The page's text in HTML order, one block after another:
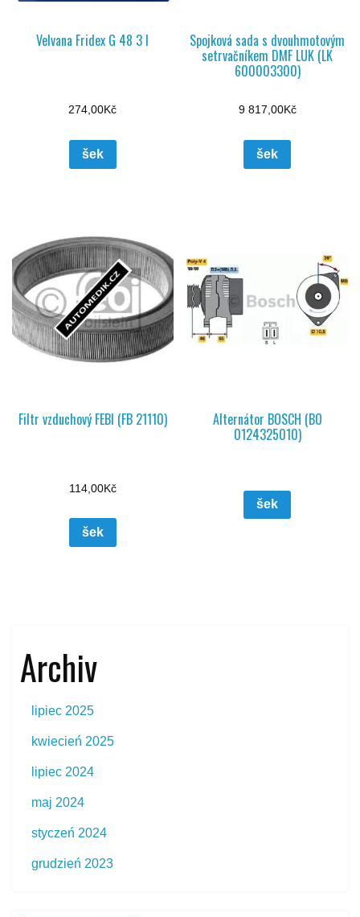
Velvana Fridex G 48 3 l
274,00Kč
šek
Spojková sada s dvouhmotovým
setrvačníkem DMF LUK (LK
600003300)
9 817,00Kč
šek
Filtr vzduchový FEBI (FB 21110)
114,00Kč
šek
Alternátor BOSCH (BO
0124325010)
šek
Archiv
lipiec 2025
kwiecień 2025
lipiec 2024
maj 2024
styczeń 2024
grudzień 2023